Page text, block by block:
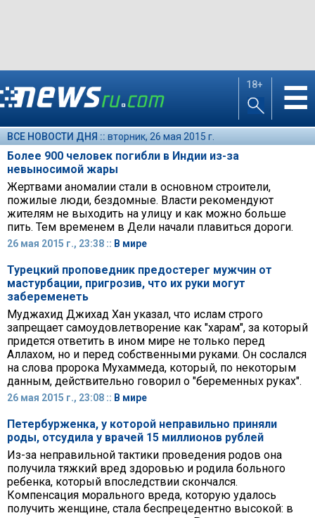
18+ ☰
ВСЕ НОВОСТИ ДНЯ :: вторник, 26 мая 2015 г.
Более 900 человек погибли в Индии из-за
невыносимой жары
Жертвами аномалии стали в основном строители,
пожилые люди, бездомные. Власти рекомендуют
жителям не выходить на улицу и как можно больше
пить. Тем временем в Дели начали плавиться дороги.
26 мая 2015 г., 23:38 :: В мире
Турецкий проповедник предостерег мужчин от
мастурбации, пригрозив, что их руки могут
забеременеть
Муджахид Джихад Хан указал, что ислам строго
запрещает самоудовлетворение как "харам", за который
придется ответить в ином мире не только перед
Аллахом, но и перед собственными руками. Он сослался
на слова пророка Мухаммеда, который, по некоторым
данным, действительно говорил о "беременных руках".
26 мая 2015 г., 23:08 :: В мире
Петербурженка, у которой неправильно приняли
роды, отсудила у врачей 15 миллионов рублей
Из-за неправильной тактики проведения родов она
получила тяжкий вред здоровью и родила больного
ребенка, который впоследствии скончался.
Компенсация морального вреда, которую удалось
получить женщине, стала беспрецедентно высокой: в